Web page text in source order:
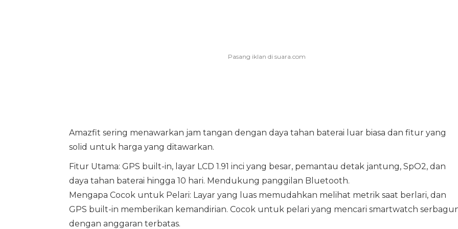
Amazfit sering menawarkan jam tangan dengan daya tahan baterai luar biasa dan fitur yang
solid untuk harga yang ditawarkan.
Fitur Utama: GPS built-in, layar LCD 1.91 inci yang besar, pemantau detak jantung, SpO2, dan
daya tahan baterai hingga 10 hari. Mendukung panggilan Bluetooth.
Mengapa Cocok untuk Pelari: Layar yang luas memudahkan melihat metrik saat berlari, dan
GPS built-in memberikan kemandirian. Cocok untuk pelari yang mencari smartwatch
dengan anggaran terbatas.